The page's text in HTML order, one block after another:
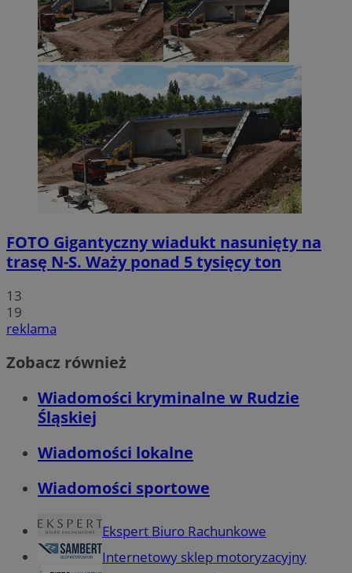
FOTO Gigantyczny wiadukt nasunięty na
trasę N-S. Waży ponad 5 tysięcy ton
13
19
reklama
Zobacz również
Wiadomości kryminalne w Rudzie
Śląskiej
Wiadomości lokalne
Wiadomości sportowe
Ekspert Biuro Rachunkowe
Internetowy sklep motoryzacyjny